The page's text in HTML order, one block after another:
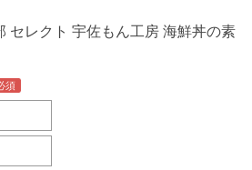
セレクト 宇佐もん工房 海鮮丼の素